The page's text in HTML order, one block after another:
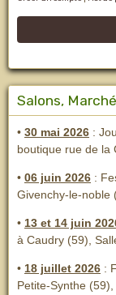
Salons,
• 30 mai 2026 :
boutique rue de la
• 06 juin 2026 :
Givenchy-le-noble
• 13 et 14 juin
à Caudry (59),
• 18 juillet 2026 :
Petite-Synthe